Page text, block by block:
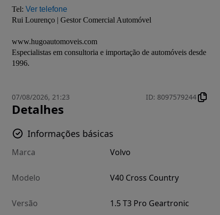
Tel: Ver telefone
Rui Lourenço | Gestor Comercial Automóvel
www.hugoautomoveis.com
Especialistas em consultoria e importação de automóveis desde
1996.
07/08/2026, 21:23 ID: 8097579244
Detalhes
Informações básicas
Marca Volvo
Modelo V40 Cross Country
Versão 1.5 T3 Pro Geartronic